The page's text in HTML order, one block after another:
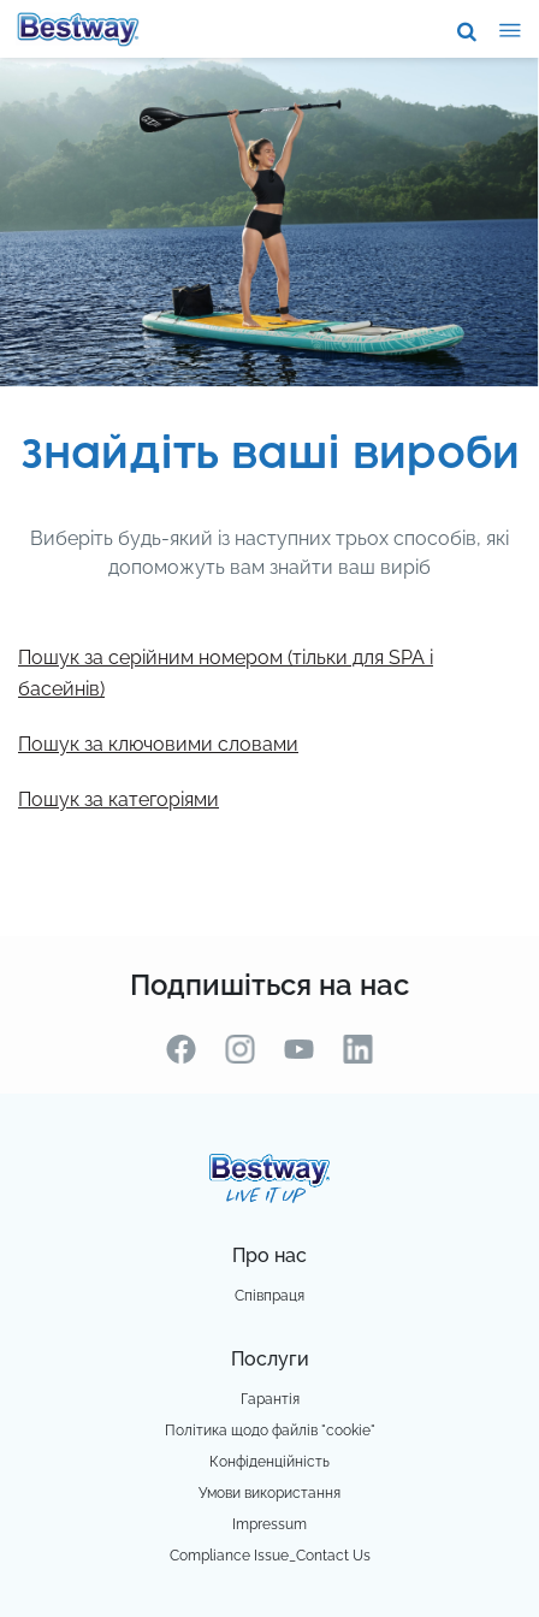
Про нас
Торгові
Пiдтримка
Де
Новини
Співпраця
Знайдіть ваші вироби
Виберіть будь-який із наступних трьох способів, які
допоможуть вам знайти ваш виріб
Пошук за серійним номером (тільки для SPA і
басейнів)
Пошук за ключовими словами
Пошук за категоріями
Подпишіться на нас
Про нас
Співпраця
Послуги
Гарантія
Політика щодо файлів "cookie"
Конфіденційність
Умови використання
Impressum
Compliance Issue_Contact Us